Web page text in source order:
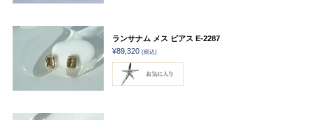
ランサナム メス ピアス E-2287
¥89,320 (税込)